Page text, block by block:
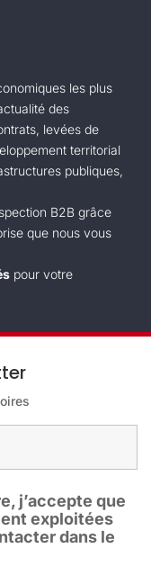
les plus
des
levées de
territorial
publiques,
B2B grâce
que nous vous
pour votre
j’accepte que
exploitées
dans le